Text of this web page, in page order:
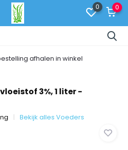
0 0
afhalen in winkel
3%, 1 liter -
Bekijk alles Voeders